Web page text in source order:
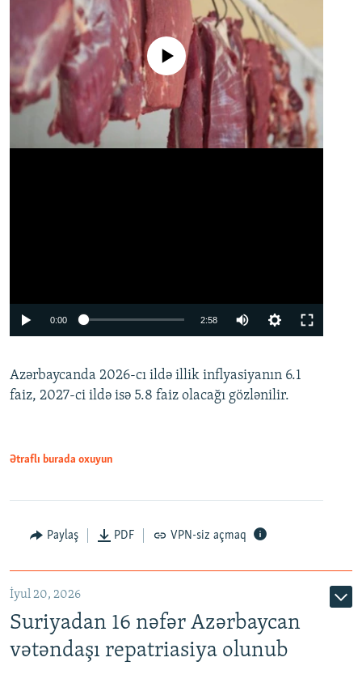
Auto
No media source currently available
0:00 2:58
360p
480p
Azərbaycanda 2026-cı ildə illik inflyasiyanın 6.1
faiz, 2027-ci ildə isə 5.8 faiz olacağı gözlənilir.
Ətraflı burada oxuyun
Paylaş PDF VPN-siz açmaq
İyul 20, 2026
Suriyadan 16 nəfər Azərbaycan
vətəndaşı repatriasiya olunub